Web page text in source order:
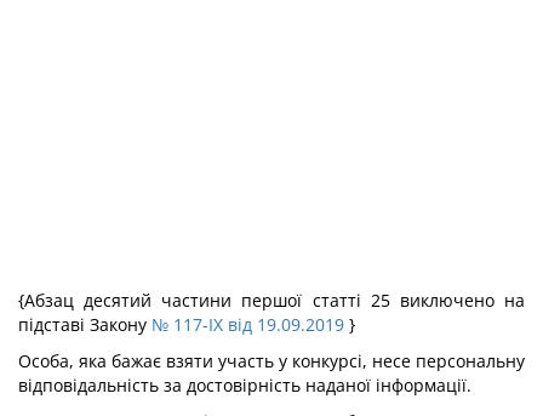
{Абзац десятий частини першої статті 25 виключено на
підставі Закону № 117-IX від 19.09.2019 }
Особа, яка бажає взяти участь у конкурсі, несе персональну
відповідальність за достовірність наданої інформації.